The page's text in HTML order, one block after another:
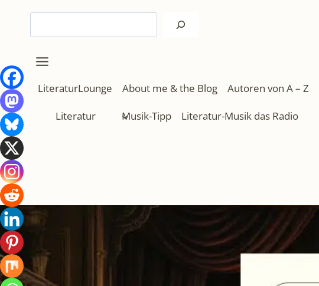
springen
LiteraturLounge About me & the Blog Autoren von A – Z
Literatur Musik-Tipp Literatur-Musik das Radio